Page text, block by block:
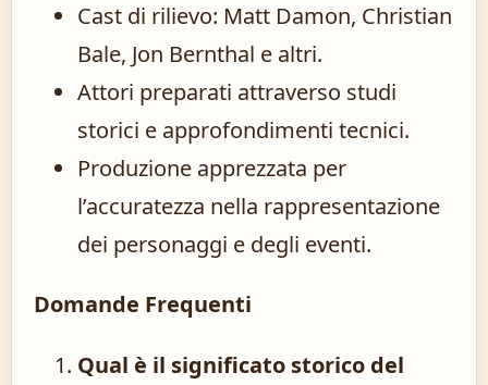
Cast di rilievo: Matt Damon, Christian
Bale, Jon Bernthal e altri.
Attori preparati attraverso studi
storici e approfondimenti tecnici.
Produzione apprezzata per
l’accuratezza nella rappresentazione
dei personaggi e degli eventi.
Domande Frequenti
Qual è il significato storico del